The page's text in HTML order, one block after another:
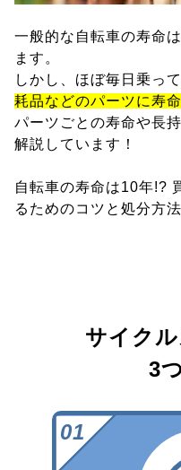
一般的な自転車の寿命
ます。
しかし、ほぼ毎日乗っ
耗品などのパーツに寿命
パーツごとの寿命や長
解説しています！
自転車の寿命は10年!?
るためのコツと処分方法
サイク
3